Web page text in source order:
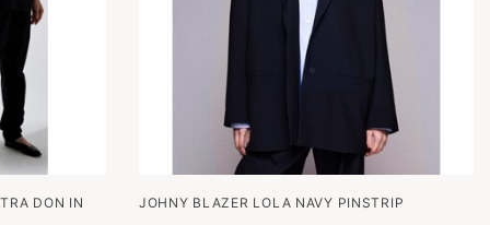
DON IN
JOHNY BLAZER LOLA NAVY PINSTRIP